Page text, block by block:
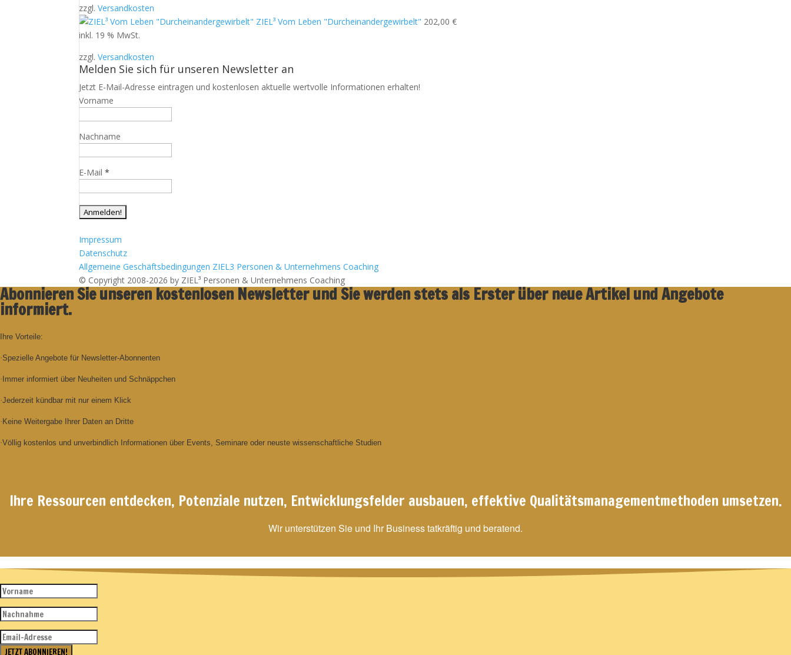
zzgl.Versandkosten
ZIEL³ Vom Leben "Durcheinandergewirbelt" 202,00€
inkl. 19 % MwSt.
zzgl.Versandkosten
Melden Sie sich für unseren Newsletter an
Jetzt E-Mail-Adresse eintragen und kostenlosen aktuelle wertvolle Informationen erhalten!
Vorname
Nachname
E-Mail*
Impressum
Datenschutz
Allgemeine Geschäftsbedingungen ZIEL3 Personen & Unternehmens Coaching
© Copyright 2008-2026 by ZIEL³ Personen & Unternehmens Coaching
Abonnieren Sie unseren kostenlosen Newsletter und Sie werden stets als Erster über neue Artikel und Angebote
informiert.
Ihre Vorteile:
·Spezielle Angebote für Newsletter-Abonnenten
· Immer informiert über Neuheiten und Schnäppchen
·Jederzeit kündbar mit nur einem Klick
· Keine Weitergabe Ihrer Daten an Dritte
·Völlig kostenlos und unverbindlich Informationen über Events, Seminare oder neuste wissenschaftliche Studien
Ihre Ressourcen entdecken, Potenziale nutzen, Entwicklungsfelder ausbauen, effektive Qualitätsmanagementmethoden umsetzen.
Wir unterstützen Sie und Ihr Business tatkräftig und beratend.
JETZT ABONNIEREN!